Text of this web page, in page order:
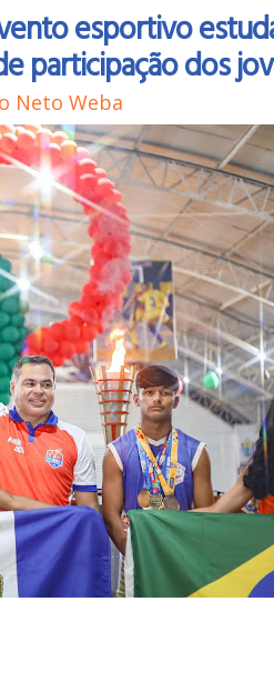
esportivo
participação dos
Neto Weba